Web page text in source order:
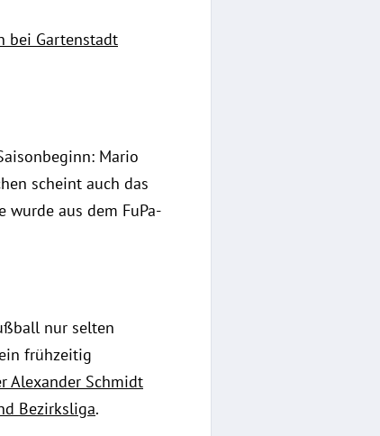
bei Gartenstadt
Mario
scheint auch das
wurde aus dem FuPa-
nur selten
frühzeitig
Alexander Schmidt
Bezirksliga.